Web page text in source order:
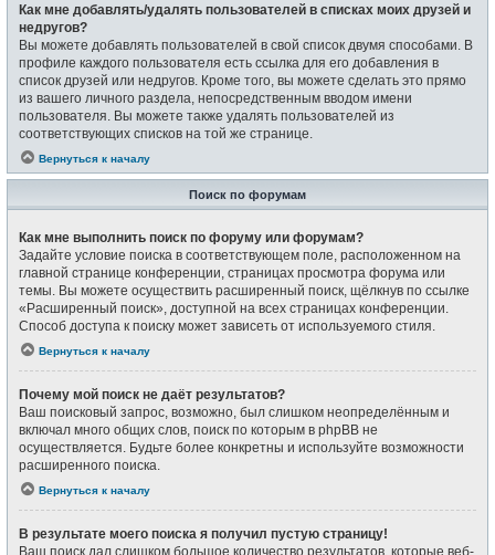
Как мне добавлять/удалять пользователей в списках моих друзей и
недругов?
Вы можете добавлять пользователей в свой список двумя способами. В
профиле каждого пользователя есть ссылка для его добавления в
список друзей или недругов. Кроме того, вы можете сделать это прямо
из вашего личного раздела, непосредственным вводом имени
пользователя. Вы можете также удалять пользователей из
соответствующих списков на той же странице.
Вернуться к началу
Поиск по форумам
Как мне выполнить поиск по форуму или форумам?
Задайте условие поиска в соответствующем поле, расположенном на
главной странице конференции, страницах просмотра форума или
темы. Вы можете осуществить расширенный поиск, щёлкнув по ссылке
«Расширенный поиск», доступной на всех страницах конференции.
Способ доступа к поиску может зависеть от используемого стиля.
Вернуться к началу
Почему мой поиск не даёт результатов?
Ваш поисковый запрос, возможно, был слишком неопределённым и
включал много общих слов, поиск по которым в phpBB не
осуществляется. Будьте более конкретны и используйте возможности
расширенного поиска.
Вернуться к началу
В результате моего поиска я получил пустую страницу!
Ваш поиск дал слишком большое количество результатов, которые веб-